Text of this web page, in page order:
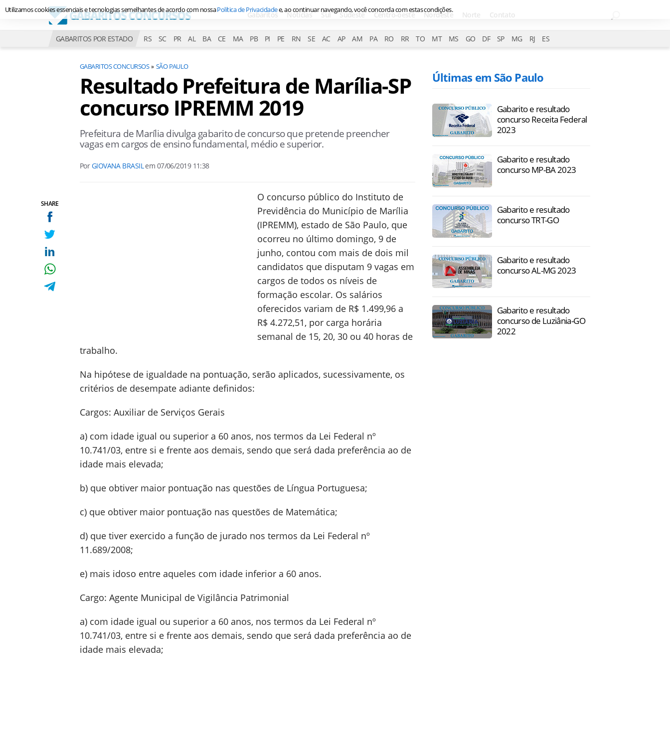
Gabaritos Notícias Sul Sudeste Centro-oeste Nordeste Norte Contato
GABARITOS POR ESTADO RS SC PR AL BA CE MA PB PI PE RN SE AC AP AM PA RO RR TO MT MS GO DF SP MG RJ ES
SHARE
GABARITOS CONCURSOS SÃO PAULO
Resultado Prefeitura de Marília-SP
concurso IPREMM 2019
Prefeitura de Marília divulga gabarito de concurso que pretende preencher
vagas em cargos de ensino fundamental, médio e superior.
PorGIOVANA BRASILem 07/06/2019 11:38
O concurso público do Instituto de
Previdência do Município de Marília
(IPREMM), estado de São Paulo, que
ocorreu no último domingo, 9 de
junho, contou com mais de dois mil
candidatos que disputam 9 vagas em
cargos de todos os níveis de
formação escolar. Os salários
oferecidos variam de R$ 1.499,96 a
R$ 4.272,51, por carga horária
semanal de 15, 20, 30 ou 40 horas de
trabalho.
Na hipótese de igualdade na pontuação, serão aplicados, sucessivamente, os
critérios de desempate adiante definidos:
Cargos: Auxiliar de Serviços Gerais
a) com idade igual ou superior a 60 anos, nos termos da Lei Federal nº
10.741/03, entre si e frente aos demais, sendo que será dada preferência ao de
idade mais elevada;
b) que obtiver maior pontuação nas questões de Língua Portuguesa;
c) que obtiver maior pontuação nas questões de Matemática;
d) que tiver exercido a função de jurado nos termos da Lei Federal nº
11.689/2008;
e) mais idoso entre aqueles com idade inferior a 60 anos.
Cargo: Agente Municipal de Vigilância Patrimonial
a) com idade igual ou superior a 60 anos, nos termos da Lei Federal nº
10.741/03, entre si e frente aos demais, sendo que será dada preferência ao de
idade mais elevada;
Últimas em São Paulo
Gabarito e resultado
concurso Receita Federal
2023
Gabarito e resultado
concurso MP-BA 2023
Gabarito e resultado
concurso TRT-GO
Gabarito e resultado
concurso AL-MG 2023
Gabarito e resultado
concurso de Luziânia-GO
2022
Utilizamos cookies essenciais e tecnologias semelhantes de acordo com nossaPolítica de Privacidadee, ao continuar navegando, você concorda com estas condições.